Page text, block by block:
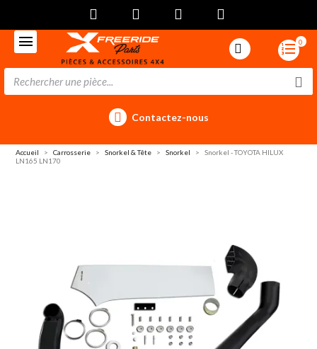
0
Contactez-nous
Accueil Carrosserie Snorkel & Tête Snorkel
Snorkel - TOYOTA HILUX
LN165 LN170